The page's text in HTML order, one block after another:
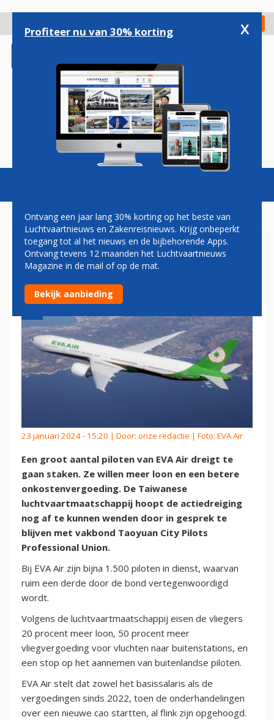
gaan
Check in
Magazine Podcasts Vacatures
PILOTEN EVA AIR DREIGEN
MET STAKING
23 januari 2024 - 15:20 | Door: onze redactie | Foto: EVA Air
Een groot aantal piloten van EVA Air dreigt te
gaan staken. Ze willen meer loon en een betere
onkostenvergoeding. De Taiwanese
luchtvaartmaatschappij hoopt de actiedreiging
nog af te kunnen wenden door in gesprek te
blijven met vakbond Taoyuan City Pilots
Professional Union.
Bij EVA Air zijn bijna 1.500 piloten in dienst, waarvan
ruim een derde door de bond vertegenwoordigd
wordt.
Volgens de luchtvaartmaatschappij eisen de vliegers
20 procent meer loon, 50 procent meer
vliegvergoeding voor vluchten naar buitenstations, en
een stop op het aannemen van buitenlandse piloten.
EVA Air stelt dat zowel het basissalaris als de
vergoedingen sinds 2022, toen de onderhandelingen
over een nieuwe cao startten, al flink zijn opgehoogd.
Profiteer nu van 30% korting x
Ontvang een jaar lang 30% korting op het beste van
Luchtvaartnieuws en Zakenreisnieuws. Krijg onbeperkt
toegang tot al het nieuws en de bijbehorende Apps.
Ontvang tevens 12 maanden het Luchtvaartnieuws
Magazine in de mail of op de mat.
Bekijk aanbieding